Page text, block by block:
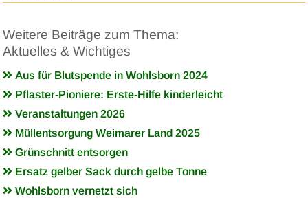
Weitere Beiträge zum Thema:
Aktuelles & Wichtiges
Aus für Blutspende in Wohlsborn 2024
Pflaster-Pioniere: Erste-Hilfe kinderleicht
Veranstaltungen 2026
Müllentsorgung Weimarer Land 2025
Grünschnitt entsorgen
Ersatz gelber Sack durch gelbe Tonne
Wohlsborn vernetzt sich